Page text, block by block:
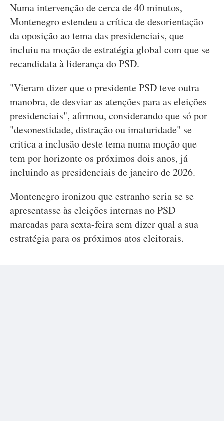
Numa intervenção de cerca de 40 minutos,
Montenegro estendeu a crítica de desorientação
da oposição ao tema das presidenciais, que
incluiu na moção de estratégia global com que se
recandidata à liderança do PSD.
"Vieram dizer que o presidente PSD teve outra
manobra, de desviar as atenções para as eleições
presidenciais", afirmou, considerando que só por
"desonestidade, distração ou imaturidade" se
critica a inclusão deste tema numa moção que
tem por horizonte os próximos dois anos, já
incluindo as presidenciais de janeiro de 2026.
Montenegro ironizou que estranho seria se se
apresentasse às eleições internas no PSD
marcadas para sexta-feira sem dizer qual a sua
estratégia para os próximos atos eleitorais.